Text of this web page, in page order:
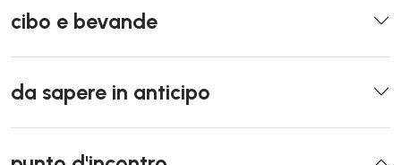
cibo e bevande
da sapere in anticipo